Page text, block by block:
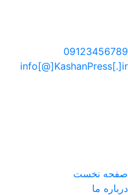
09123456789
info[@]KashanPress[.]ir
صفحه نخست
درباره ما